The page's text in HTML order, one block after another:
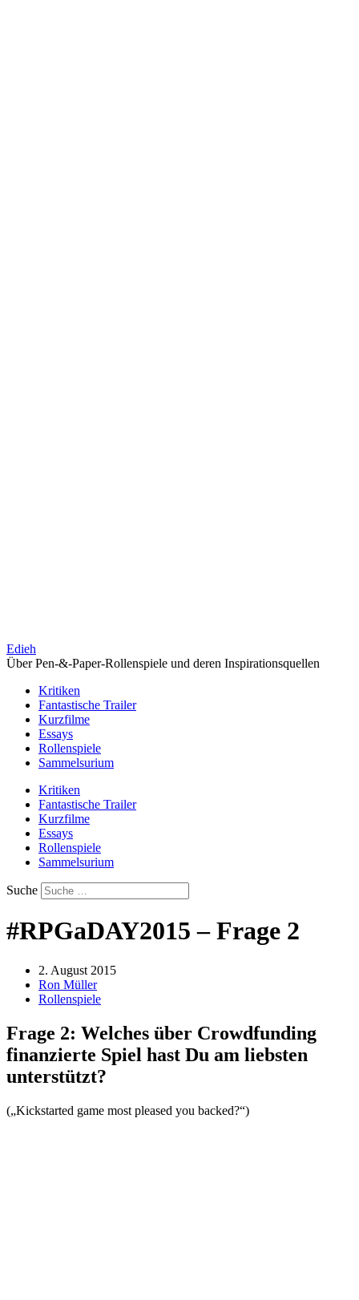
Edieh
Über Pen-&-Paper-Rollenspiele und deren Inspirationsquellen
Kritiken
Fantastische Trailer
Kurzfilme
Essays
Rollenspiele
Sammelsurium
Kritiken
Fantastische Trailer
Kurzfilme
Essays
Rollenspiele
Sammelsurium
Suche
#RPGaDAY2015 – Frage 2
2. August 2015
Ron Müller
Rollenspiele
Frage 2: Welches über Crowdfunding
finanzierte Spiel hast Du am liebsten
unterstützt?
(„Kickstarted game most pleased you backed?“)